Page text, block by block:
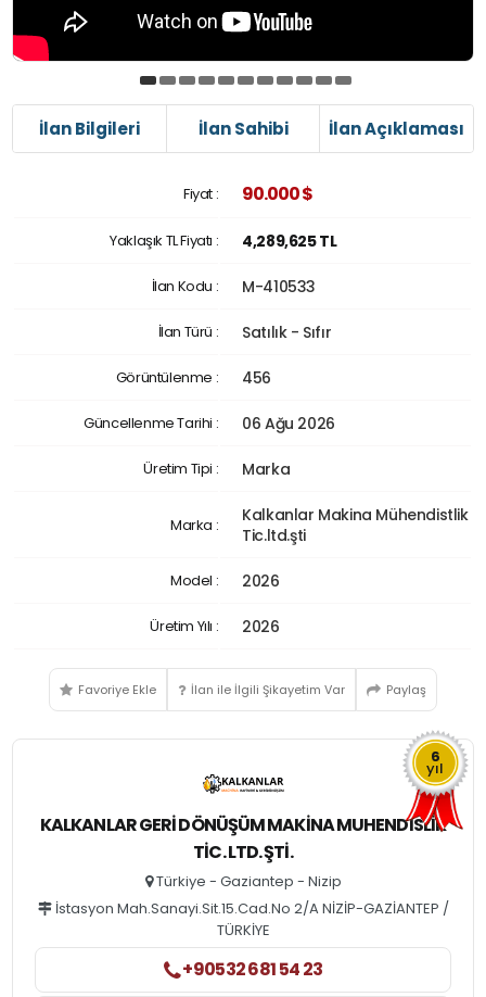
İlan Bilgileri İlan Sahibi İlan Açıklaması
Fiyat : 90.000 $
Yaklaşık TL Fiyatı : 4,289,625 TL
İlan Kodu : M-410533
İlan Türü : Satılık - Sıfır
Görüntülenme : 456
Güncellenme Tarihi : 06 Ağu 2026
Üretim Tipi : Marka
Marka :
Kalkanlar Makina Mühendistlik
Tic.ltd.şti
Model : 2026
Üretim Yılı : 2026
Favoriye Ekle İlan ile İlgili Şikayetim Var Paylaş
6
yıl
KALKANLAR GERI DÖNÜŞÜM MAKINA MUHENDISLIK
TIC. LTD. ŞTI.
Türkiye - Gaziantep - Nizip
İstasyon Mah.Sanayi.Sit.15.Cad.No 2/A NİZİP-GAZİANTEP /
TÜRKİYE
+90532 681 54 23